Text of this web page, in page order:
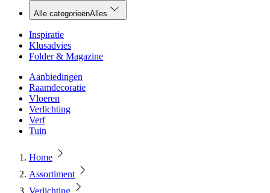
Alle categorieënAlles
Inspiratie
Klusadvies
Folder & Magazine
Aanbiedingen
Raamdecoratie
Vloeren
Verlichting
Verf
Tuin
Home
Assortiment
Verlichting